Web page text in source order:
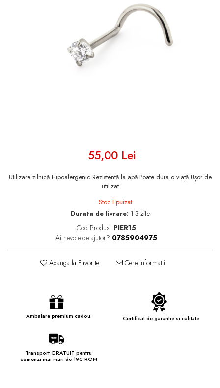
55,00 Lei
Utilizare zilnică Hipoalergenic Rezistentă la apă Poate dura o viață Ușor de
utilizat
Stoc Epuizat
Durata de livrare: 1-3 zile
Cod Produs: PIER15
Ai nevoie de ajutor? 0785904975
Adauga la Favorite Cere informatii
Ambalare premium cadou. Certificat de garantie si calitate.
Transport GRATUIT pentru
comenzi mai mari de 190 RON